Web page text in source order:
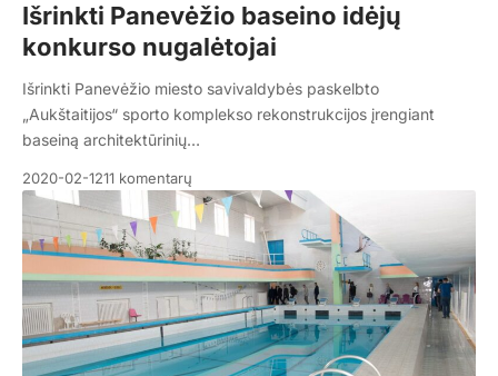
Išrinkti Panevėžio baseino idėjų
konkurso nugalėtojai
Išrinkti Panevėžio miesto savivaldybės paskelbto
„Aukštaitijos“ sporto komplekso rekonstrukcijos įrengiant
baseiną architektūrinių…
2020-02-1211 komentarų